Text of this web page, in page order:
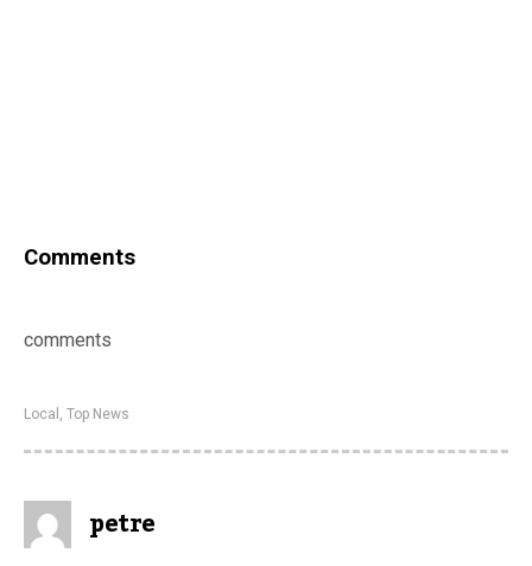
Comments
comments
Local Top News
petre